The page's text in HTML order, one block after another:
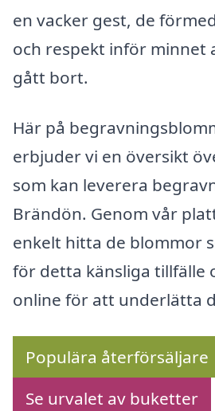
en vacker gest, de
och respekt inför minnet
gått bort.
Här på
erbjuder vi en översikt
som kan leverera
Brändön. Genom vår
enkelt hitta de blommor
för detta känsliga tillfälle
online för att underlätta
Populära återförsäljare
Se urvalet av buketter